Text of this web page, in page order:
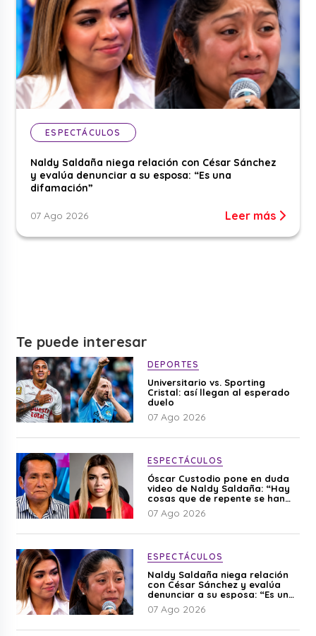
ESPECTÁCULOS
Naldy Saldaña niega relación con César Sánchez
y evalúa denunciar a su esposa: “Es una
difamación”
07 Ago 2026 Leer más
Te puede interesar
DEPORTES
Universitario vs. Sporting
Cristal: así llegan al esperado
duelo
07 Ago 2026
ESPECTÁCULOS
Óscar Custodio pone en duda
video de Naldy Saldaña: “Hay
cosas que de repente se han
editado”
07 Ago 2026
ESPECTÁCULOS
Naldy Saldaña niega relación
con César Sánchez y evalúa
denunciar a su esposa: “Es una
difamación”
07 Ago 2026